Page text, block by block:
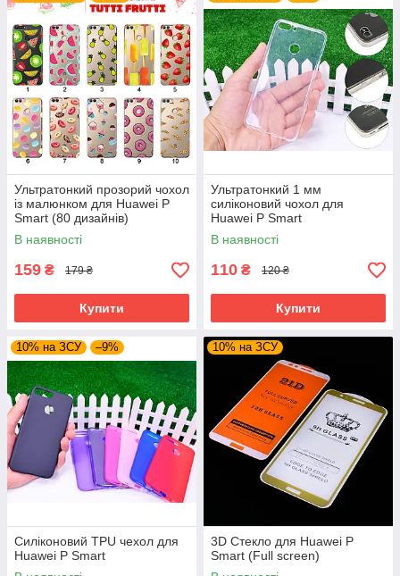
Ультратонкий прозорий чохол
із малюнком для Huawei P
Smart (80 дизайнів)
В наявності
159 ₴ 179 ₴
Купити
Ультратонкий 1 мм
силіконовий чохол для
Huawei P Smart
В наявності
110 ₴ 120 ₴
Купити
10% на ЗСУ –9%
Силіконовий TPU чехол для
Huawei P Smart
10% на ЗСУ
3D Cтекло для Huawei P
Smart (Full screen)